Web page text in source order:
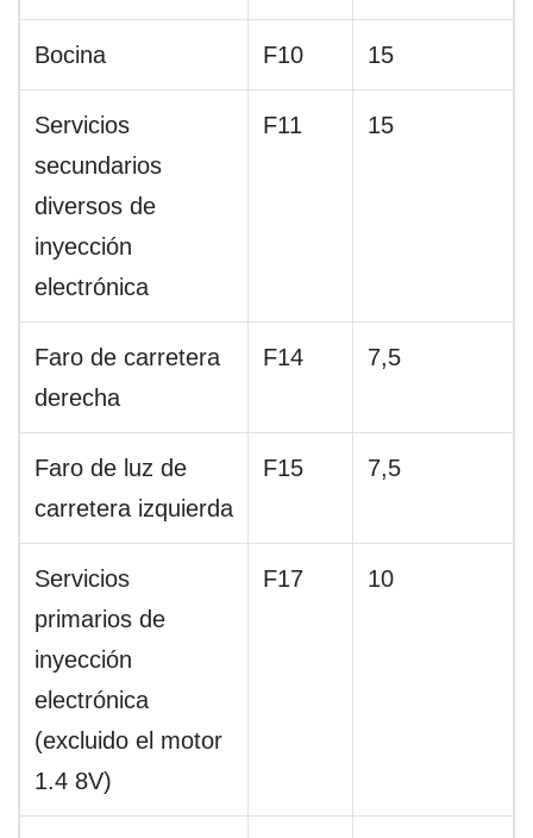
Bocina F10 15
Servicios
secundarios
diversos de
inyección
electrónica
F11 15
Faro de carretera
derecha
F14 7,5
Faro de luz de
carretera izquierda
F15 7,5
Servicios
primarios de
inyección
electrónica
(excluido el motor
1.4 8V)
F17 10